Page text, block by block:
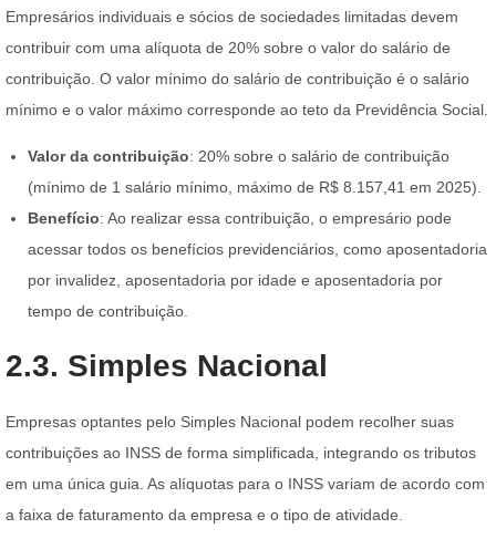
Empresários individuais e sócios de sociedades limitadas devem
contribuir com uma alíquota de 20% sobre o valor do salário de
contribuição. O valor mínimo do salário de contribuição é o salário
mínimo e o valor máximo corresponde ao teto da Previdência Social.
Valor da contribuição: 20% sobre o salário de contribuição
(mínimo de 1 salário mínimo, máximo de R$ 8.157,41 em 2025).
Benefício: Ao realizar essa contribuição, o empresário pode
acessar todos os benefícios previdenciários, como aposentadoria
por invalidez, aposentadoria por idade e aposentadoria por
tempo de contribuição.
2.3. Simples Nacional
Empresas optantes pelo Simples Nacional podem recolher suas
contribuições ao INSS de forma simplificada, integrando os tributos
em uma única guia. As alíquotas para o INSS variam de acordo com
a faixa de faturamento da empresa e o tipo de atividade.